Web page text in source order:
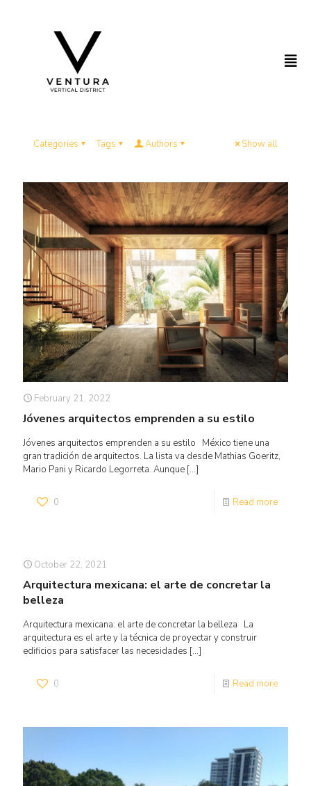
Categories Tags Authors Show all
February 21, 2022
Jóvenes arquitectos emprenden a su estilo
Jóvenes arquitectos emprenden a su estilo México tiene una
gran tradición de arquitectos. La lista va desde Mathias Goeritz,
Mario Pani y Ricardo Legorreta. Aunque […]
0 Read more
October 22, 2021
Arquitectura mexicana: el arte de concretar la
belleza
Arquitectura mexicana: el arte de concretar la belleza La
arquitectura es el arte y la técnica de proyectar y construir
edificios para satisfacer las necesidades […]
0 Read more